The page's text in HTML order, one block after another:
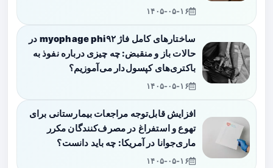
۱۴۰۵-۰۵-۱۶
ساختارهای کامل فاژ myophage phi۹۲ در
حالات باز و منقبض: چه چیزی درباره نفوذ به
باکتری‌های کپسول‌دار می‌آموزیم؟
۱۴۰۵-۰۵-۱۶
افزایش قابل‌توجه مراجعات بیمارستانی برای
تهوع و استفراغ در مصرف‌کنندگان مکرر
ماری‌جوانا در آمریکا: چه باید دانست؟
۱۴۰۵-۰۵-۱۶